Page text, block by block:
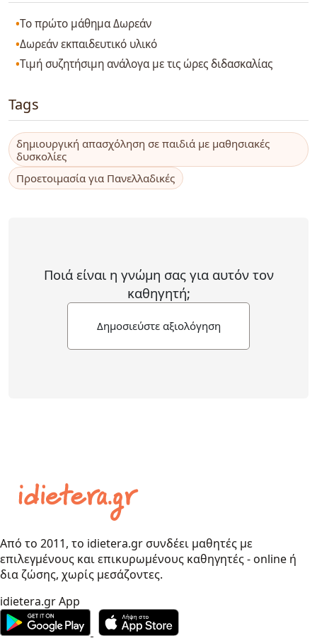
Το πρώτο μάθημα Δωρεάν
Δωρεάν εκπαιδευτικό υλικό
Τιμή συζητήσιμη ανάλογα με τις ώρες διδασκαλίας
Tags
δημιουργική απασχόληση σε παιδιά με μαθησιακές
δυσκολίες
Προετοιμασία για Πανελλαδικές
Ποιά είναι η γνώμη σας για αυτόν τον
καθηγητή;
Δημοσιεύστε αξιολόγηση
Από το 2011, το idietera.gr συνδέει μαθητές με
επιλεγμένους και επικυρωμένους καθηγητές - online ή
δια ζώσης, χωρίς μεσάζοντες.
idietera.gr App